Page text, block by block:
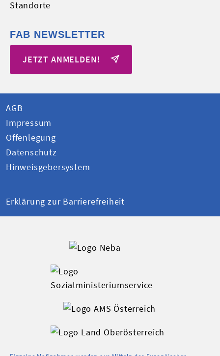
Standorte
FAB NEWSLETTER
JETZT ANMELDEN!
AGB
Impressum
Offenlegung
Datenschutz
Hinweisgebersystem
Erklärung zur Barrierefreiheit